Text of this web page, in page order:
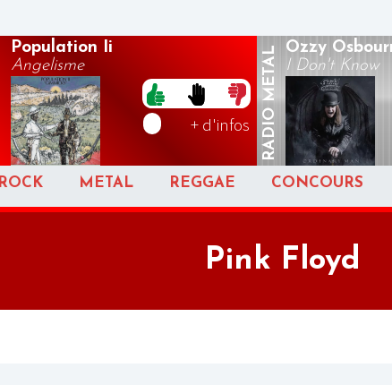
Population Ii
Angelisme
+ d'infos RADIO
METAL Ozzy
I Don't Know
ROCK METAL REGGAE CONCOURS
Pink Floyd